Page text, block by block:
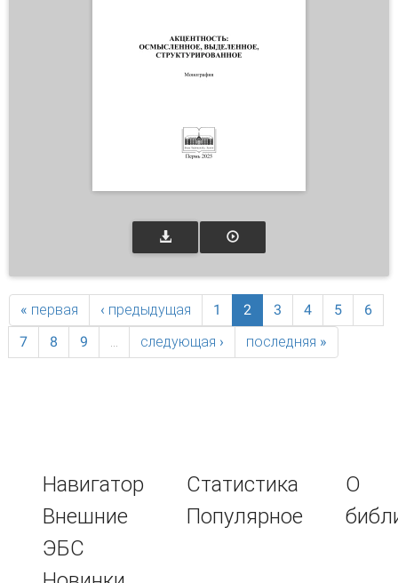
« первая ‹ предыдущая 1 2 3 4 5
6
7
8 9 … следующая › последняя »
Навигатор
Внешние
ЭБС
Статистика
Популярное
О